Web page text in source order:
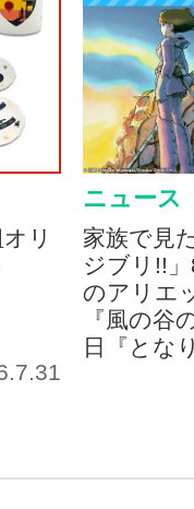
リ
ニュース
家族で見
ジブリ!!
のアリエ
『風の谷
日『とな